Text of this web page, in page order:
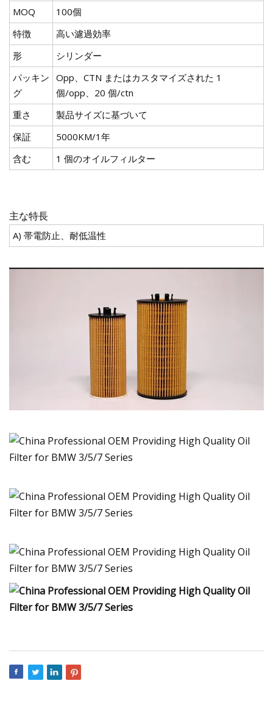
MOQ
100個
特徴
高い濾過効率
形
シリンダー
パッキン
グ
Opp、CTN またはカスタマイズされた 1
個/opp、20 個/ctn
重さ
製品サイズに基づいて
保証
5000KM/1年
含む
1 個のオイルフィルター
主な特長
A) 帯電防止、耐低温性